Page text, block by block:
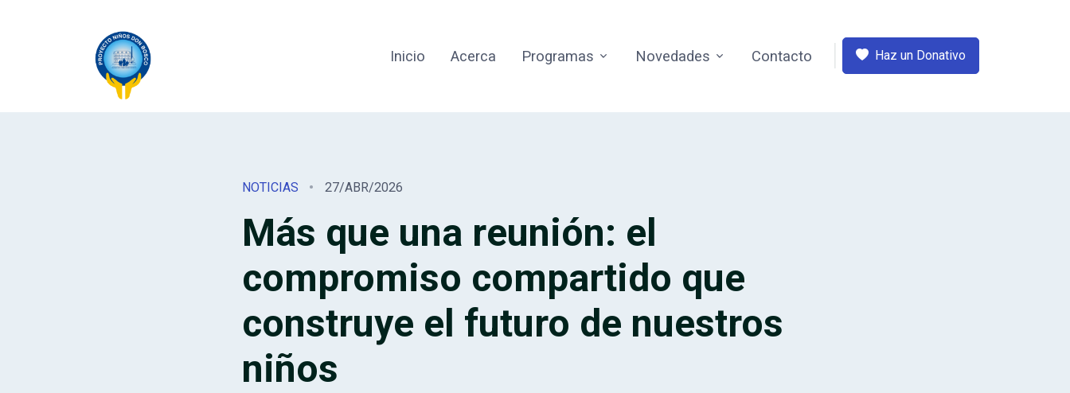
Inicio Acerca Programas Novedades Contacto Haz un Donativo
NOTICIAS 27/ABR/2026
Más que una reunión: el
compromiso compartido que
construye el futuro de nuestros
niños